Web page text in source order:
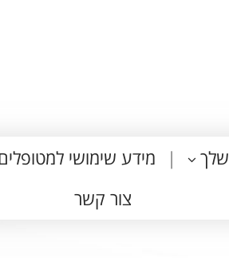
מידע שימושי
צור קשר